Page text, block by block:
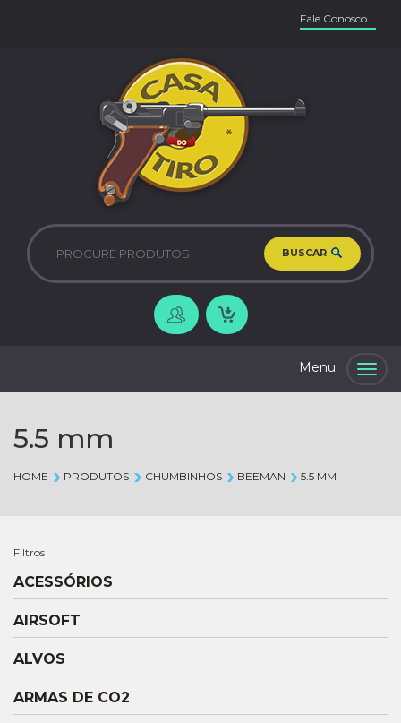
Fale Conosco
BUSCAR
5.5 mm
HOME PRODUTOS CHUMBINHOS BEEMAN 5.5 MM
Filtros
ACESSÓRIOS
AIRSOFT
ALVOS
ARMAS DE CO2